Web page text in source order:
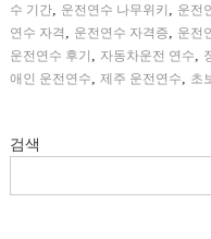
수 기간, 운전연수 나무위키 , 운전
연수 자격 , 운전연수 자격증, 운전
운전연수 후기 , 자동차운전 연수,
애인 운전연수, 제주 운전연수, 초
검색